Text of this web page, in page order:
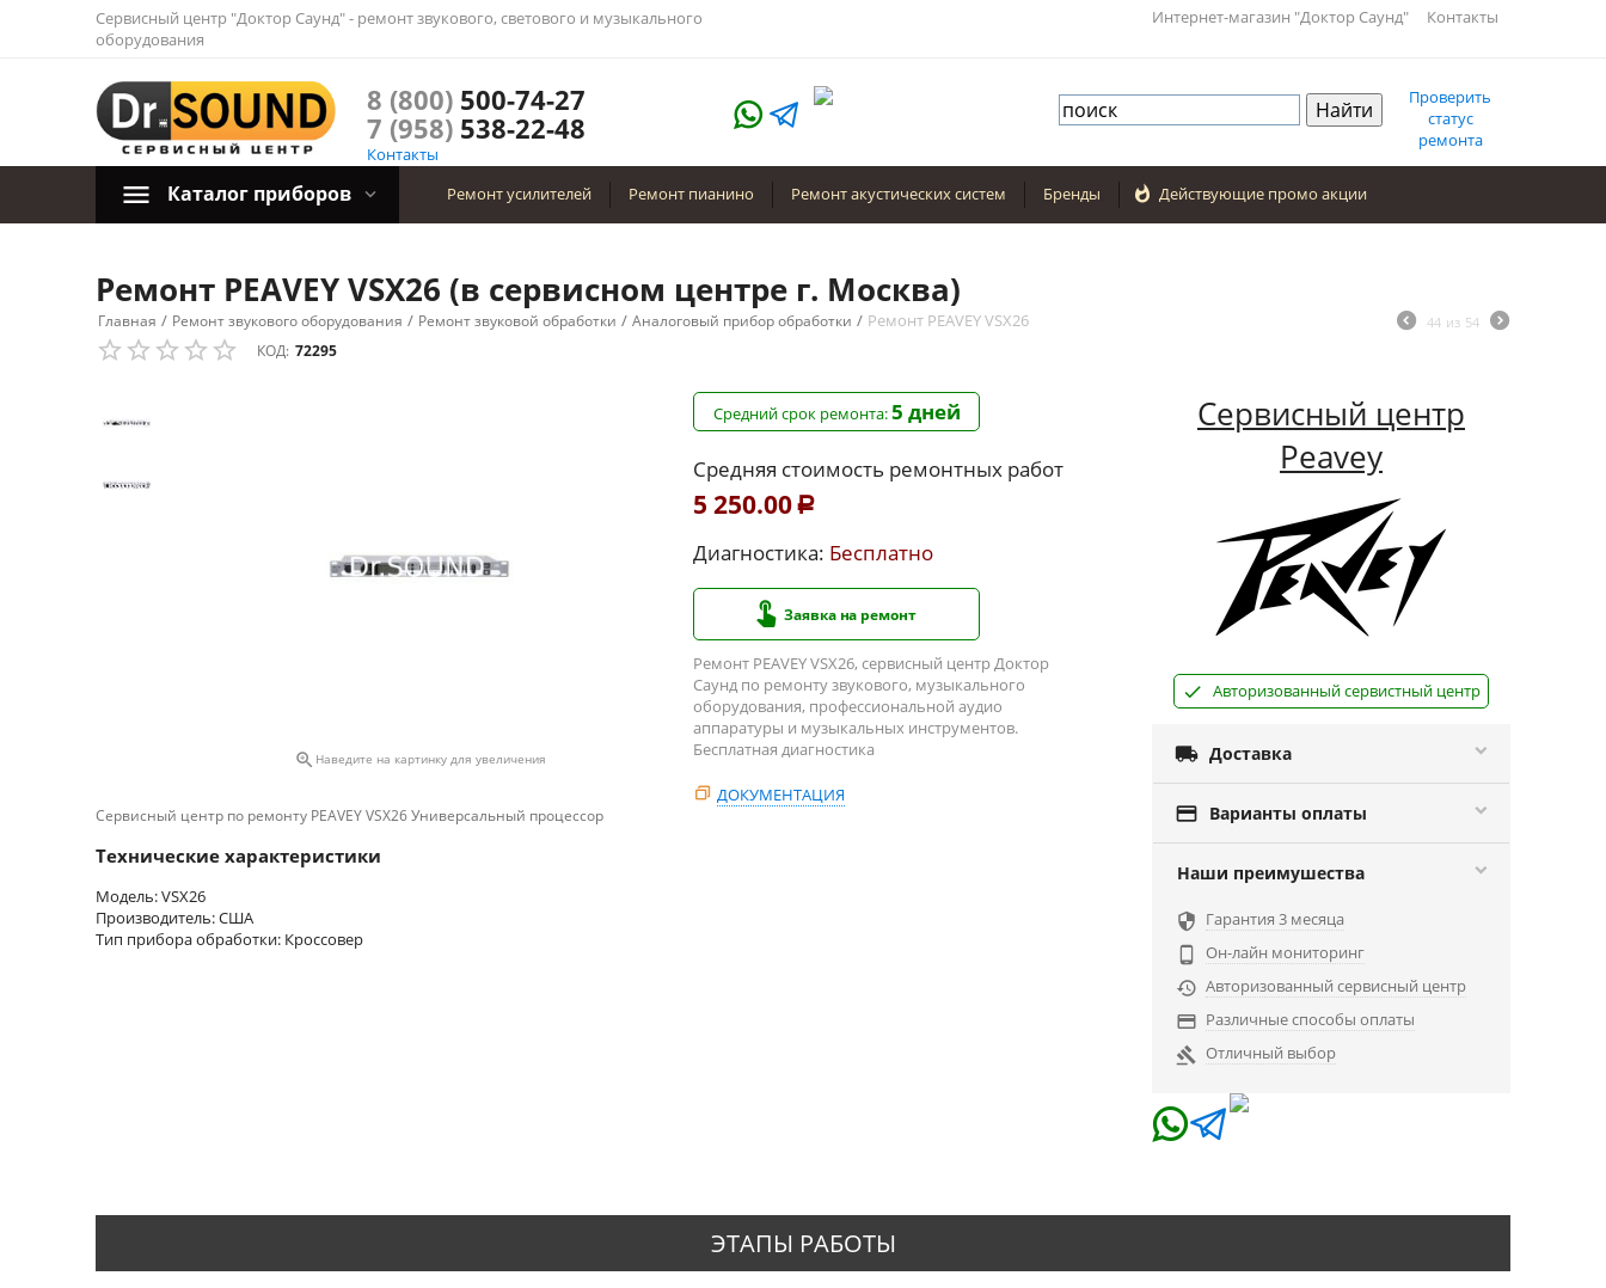
Сервисный центр "Доктор Саунд" - ремонт звукового, светового и музыкального
оборудования
Интернет-магазин "Доктор Саунд" Контакты
8 (800)500-74-27
7 (958)538-22-48
Контакты
Проверить
статус
ремонта
Каталог приборов Ремонт усилителей Ремонт пианино Ремонт акустических систем Бренды  Действующие промо акции
Ремонт PEAVEY VSX26 (в сервисном центре г. Москва)
Главная / Ремонт звукового оборудования / Ремонт звуковой обработки / Аналоговый прибор обработки / Ремонт PEAVEY VSX26 44 из 54
КОД: 72295
 Наведите на картинку для увеличения
Средний срок ремонта:5 дней
Средняя стоимость ремонтных работ
5 250.00 Р
Диагностика: Бесплатно
Заявка на ремонт
Ремонт PEAVEY VSX26, сервисный центр Доктор
Саунд по ремонту звукового, музыкального
оборудования, профессиональной аудио
аппаратуры и музыкальных инструментов.
Бесплатная диагностика
ДОКУМЕНТАЦИЯ
Сервисный центр по ремонту PEAVEY VSX26 Универсальный процессор
Технические характеристики
Модель: VSX26
Производитель: США
Тип прибора обработки: Кроссовер
Сервисный центр
Peavey
Авторизованный сервистный центр
 Доставка
 Варианты оплаты
Наши преимушества
 Гарантия 3 месяца

Он-лайн мониторинг
 Авторизованный сервисный центр
 Различные способы оплаты
 Отличный выбор
ЭТАПЫ РАБОТЫ